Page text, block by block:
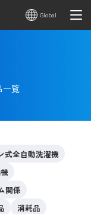
Global
一覧
式全自動洗濯機
関係
消耗品